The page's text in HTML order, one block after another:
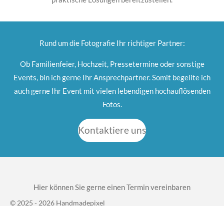
Rund um die Fotografie Ihr richtiger Partner:
Ob Familienfeier, Hochzeit, Pressetermine oder sonstige
Events, bin ich gerne Ihr Ansprechpartner. Somit begelite ich
auch gerne Ihr Event mit vielen lebendigen hochauflösenden
Fotos.
Kontaktiere uns
Hier können Sie gerne einen Termin vereinbaren
© 2025 - 2026 Handmadepixel